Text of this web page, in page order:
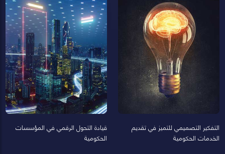
التفكير التصميمي للتميز في تقديم
الخدمات الحكومية
قيادة التحول الرقمي في المؤسسات
الحكومية